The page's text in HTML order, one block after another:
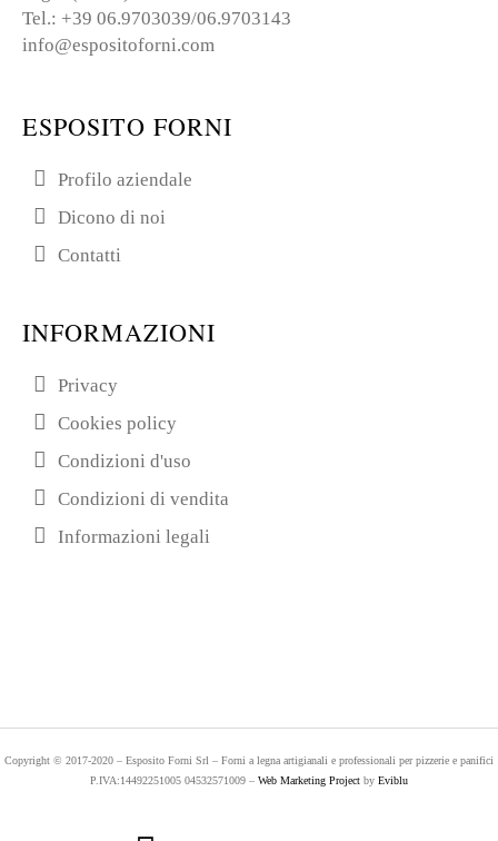
Tel.: +39 06.9703039/06.9703143
info@espositoforni.com
ESPOSITO FORNI
Profilo aziendale
Dicono di noi
Contatti
INFORMAZIONI
Privacy
Cookies policy
Condizioni d'uso
Condizioni di vendita
Informazioni legali
Copyright © 2017-2020 – Esposito Forni Srl – Forni a legna artigianali e professionali per pizzerie e panifici
P.IVA:14492251005 04532571009 – Web Marketing Project by Eviblu